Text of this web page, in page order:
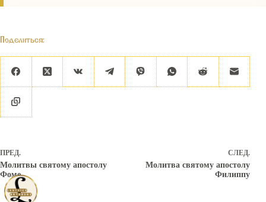
Поделиться:
ПРЕД.
Молитвы святому апостолу
Фоме
СЛЕД.
Молитва святому апостолу
Филиппу